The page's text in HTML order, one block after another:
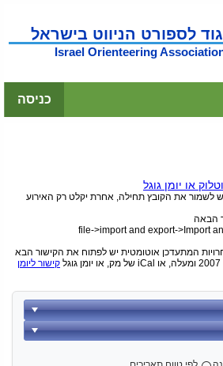
לספורט הניווט בישראל
Israel Orienteering
כניסה
או יומן גוגל
לשמור את הקובץ תחילה, אחרת יקלט רק האירוע
הבאה
file->import and export->Import
המתעדכן אוטומטית יש לפתוח את הקישור הבא
קישור ליומן